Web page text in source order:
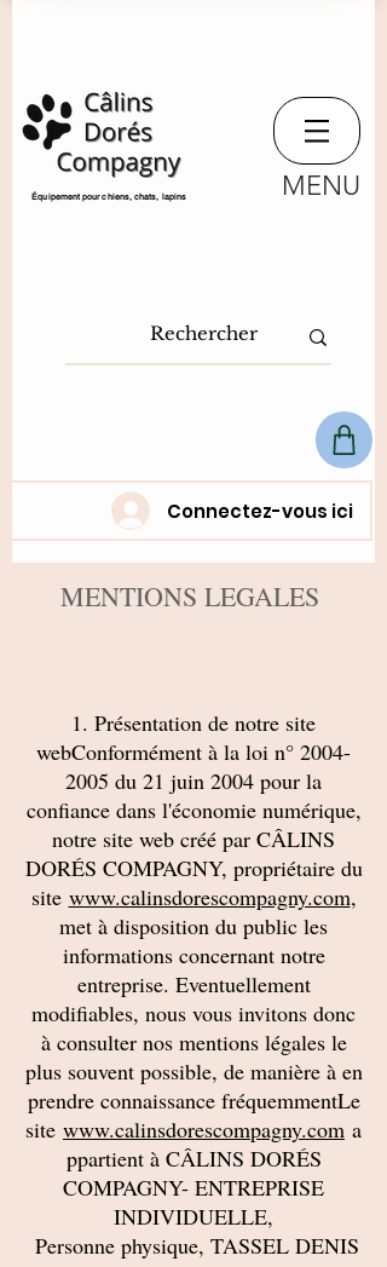
​Équipement pour chiens, chats, lapins MENU
Connectez-vous ici
MENTIONS LEGALES
1. Présentation de notre site
webConformément à la loi n° 2004-
2005 du 21 juin 2004 pour la
confiance dans l'économie numérique,
notre site web créé par CÂLINS
DORÉS COMPAGNY, propriétaire du
site www.calinsdorescompagny.com,
met à disposition du public les
informations concernant notre
entreprise. Eventuellement
modifiables, nous vous invitons donc
à consulter nos mentions légales le
plus souvent possible, de manière à en
prendre connaissance fréquemmentLe
site www.calinsdorescompagny.com a
ppartient à CÂLINS DORÉS
COMPAGNY- ENTREPRISE
INDIVIDUELLE,
Personne physique, TASSEL DENIS